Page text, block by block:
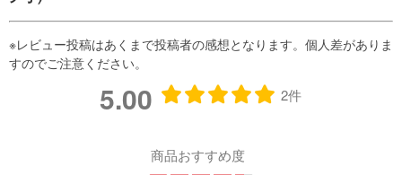
5.00 2件
商品おすすめ度